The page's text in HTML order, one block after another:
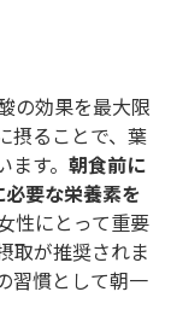
の効果を最大限
摂ることで、葉
す。 朝食前に
要な栄養素を
性にとって重要
取が推奨されま
習慣として朝一